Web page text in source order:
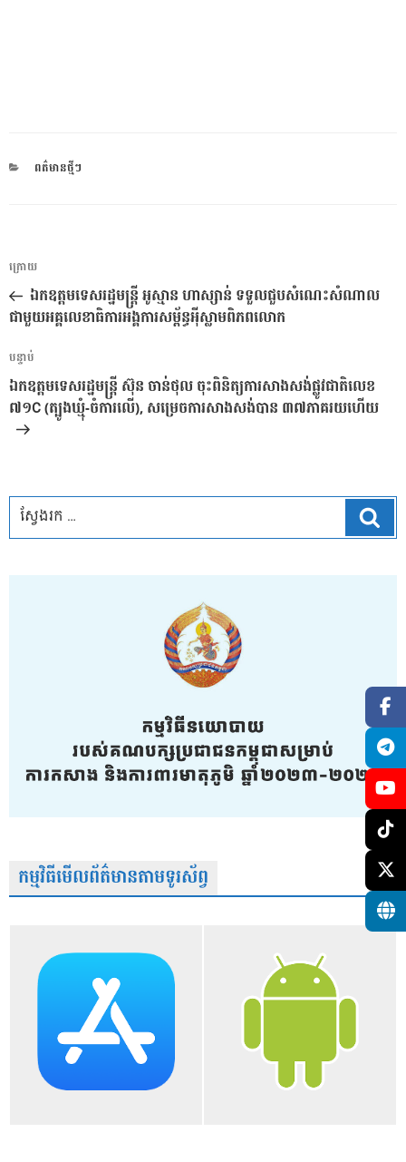
CATEGORIES
ពត៌មានថ្មីៗ
ការ​
នាំទិស​
ប្រកាស
អត្ថបទ
មុន
ក្រោយ
ឯកឧត្តមទេសរដ្ឋមន្រ្តី អូស្មាន ហាស្សាន់ ទទួលជួបសំណេះសំណាល
ជាមួយអគ្គលេខាធិការអង្គការសម្ព័ន្ធអ៉ីស្លាមពិភពលោក
អត្ថបទ
បន្ទាប់
បន្ទាប់
ឯកឧត្តមទេសរដ្ឋមន្ត្រី ស៊ុន ចាន់ថុល ចុះពិនិត្យការសាងសង់ផ្លូវជាតិលេខ
៧១C (ត្បូងឃ្មុំ-ចំការលើ), សម្រេចការសាងសង់បាន ៣៧ភាគរយហើយ
កម្មវិធីមើលព័ត៌មានតាមទូរស័ព្វ